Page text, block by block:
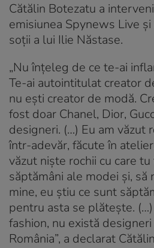
Cătălin Botezatu a
emisiunea Spynews Live
soții a lui Ilie Năstase.
„Nu înțeleg de ce te-ai
Te-ai autointitulat creator
nu ești creator de modă.
fost doar Chanel, Dior,
designeri. (…) Eu am văzut
într-adevăr, făcute în
văzut niște rochii cu care
săptămâni ale modei și, să
mine, eu știu ce sunt
pentru asta se plătește.
fashion, nu există
România”, a declarat